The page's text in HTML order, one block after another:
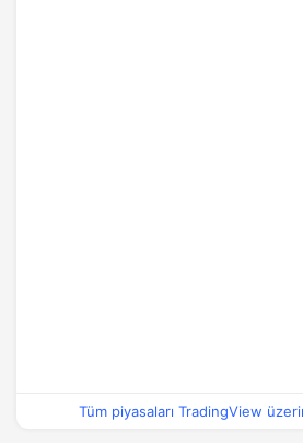
Tüm piyasaları TradingView